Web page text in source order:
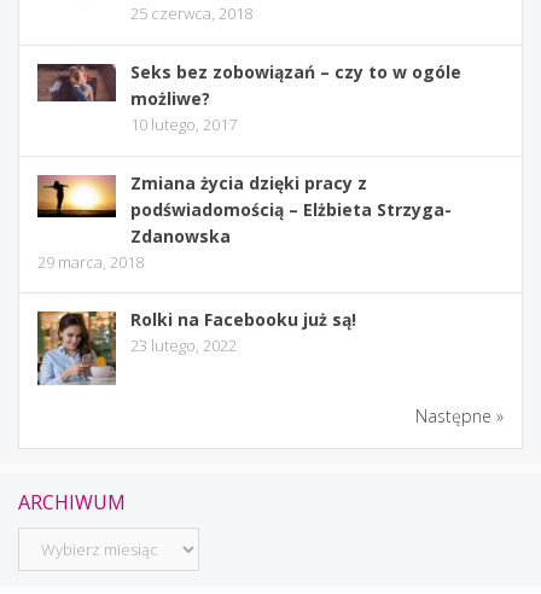
25 czerwca, 2018
Seks bez zobowiązań – czy to w ogóle
możliwe?
10 lutego, 2017
Zmiana życia dzięki pracy z
podświadomością – Elżbieta Strzyga-
Zdanowska
29 marca, 2018
Rolki na Facebooku już są!
23 lutego, 2022
Następne »
ARCHIWUM
Archiwum